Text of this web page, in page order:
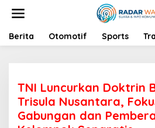
t
Berita Otomotif Sports
TNI Luncurkan Doktrin
Trisula Nusantara,
Gabungan dan